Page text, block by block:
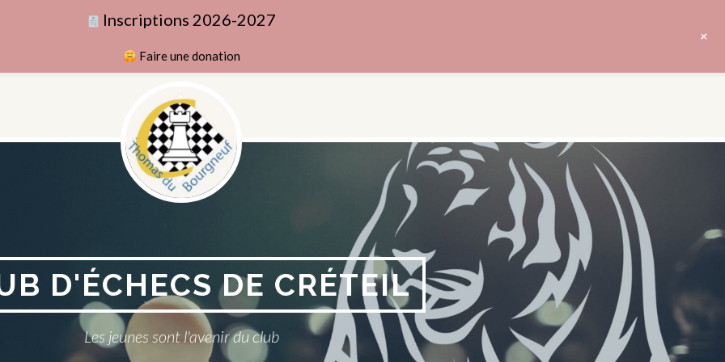
D'ÉCHECS DE CRÉTEIL
Les jeunes sont l'avenir du club
Inscriptions 2026-2027
Faire une donation
+